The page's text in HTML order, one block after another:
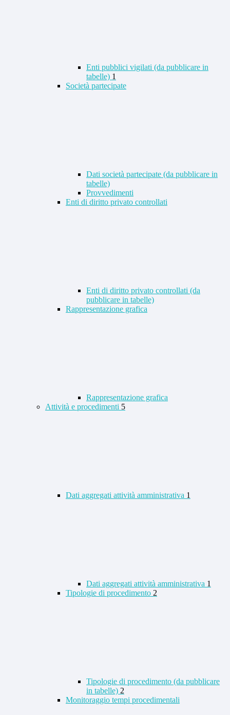
Enti pubblici vigilati (da pubblicare in
tabelle) 1
Società partecipate
Dati società partecipate (da pubblicare in
tabelle)
Provvedimenti
Enti di diritto privato controllati
Enti di diritto privato controllati (da
pubblicare in tabelle)
Rappresentazione grafica
Rappresentazione grafica
Attività e procedimenti 5
Dati aggregati attività amministrativa 1
Dati aggregati attività amministrativa 1
Tipologie di procedimento 2
Tipologie di procedimento (da pubblicare
in tabelle) 2
Monitoraggio tempi procedimentali